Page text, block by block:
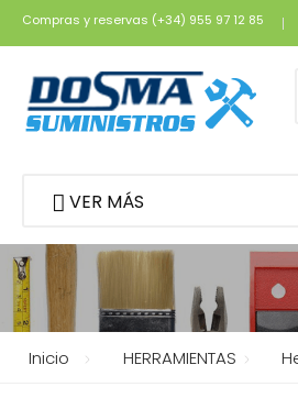
Compras y reservas (+34) 955 97 12 85
VER MÁS
Inicio HERRAMIENTAS